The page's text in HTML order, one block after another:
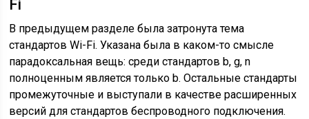
Fi
В предыдущем разделе была затронута тема
стандартов Wi-Fi. Указана была в каком-то смысле
парадоксальная вещь: среди стандартов b, g, n
полноценным является только b. Остальные стандарты
промежуточные и выступали в качестве расширенных
версий для стандартов беспроводного подключения.